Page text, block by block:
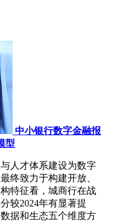
中小银行数字金融报
型
人才体系建设为数字
终致力于构建开放、
特征看，城商行在战
较2024年有显著提
据和生态五个维度方